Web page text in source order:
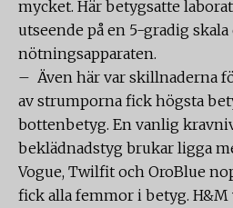
mycket. Här betygsatte
utseende på en 5-gradig
nötningsapparaten.
– Även här var skillnaderna
av strumporna fick högsta
bottenbetyg. En vanlig
beklädnadstyg brukar ligga
Vogue, Twilfit och OroBlue
fick alla femmor i betyg. H&M